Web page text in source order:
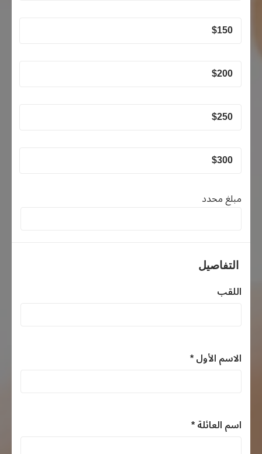
$150
$200
$250
$300
مبلغ محدد
التفاصيل
اللقب
الاسم الأول *
اسم العائلة *